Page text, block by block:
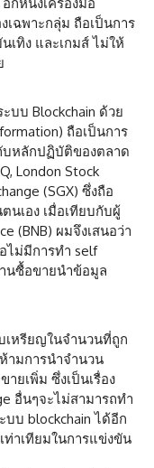
ฉพาะกลุ่ม ถือเป็นการ
เทิง และเกมส์ ไม่ให้
บบ Blockchain ด้วย
ถือเป็นการ
บหลักปฏิบัติของตลาด
London Stock
(SGX) ซึ่งถือ
นเอง เมื่อเทียบกับผู้
(BNB) ผมจึงเสนอว่า
ไม่มีการทำ self
นซื้อขายนำข้อมูล
เหรียญในจำนวนที่ถูก
ามการนำจำนวน
ยเพิ่ม ซึ่งเป็นเรื่อง
อื่นๆจะไม่สามารถทำ
บบ blockchain ได้อีก
าเทียมในการแข่งขัน